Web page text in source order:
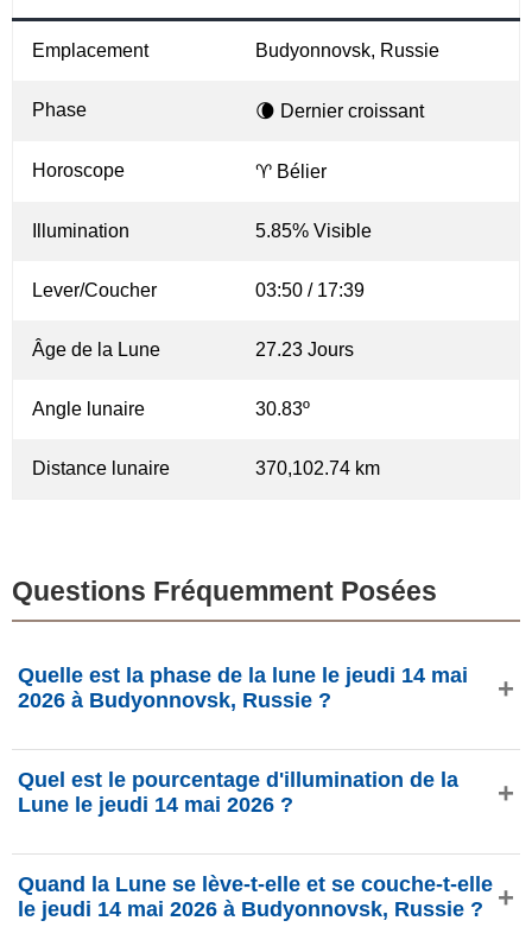
Emplacement Budyonnovsk, Russie
Phase 🌘 Dernier croissant
Horoscope ♈ Bélier
Illumination 5.85% Visible
Lever/Coucher 03:50 / 17:39
Âge de la Lune 27.23 Jours
Angle lunaire 30.83º
Distance lunaire 370,102.74 km
Questions Fréquemment Posées
Quelle est la phase de la lune le jeudi 14 mai
2026 à Budyonnovsk, Russie ?
dans la phase Dernier croissant avec 5.85% d'illumination,
elle a 27.23 jours et se situe dans la constellation Poissons
Quel est le pourcentage d'illumination de la
Lune le jeudi 14 mai 2026 ?
5.85%, selon phasesmoon.com.
Quand la Lune se lève-t-elle et se couche-t-elle
le jeudi 14 mai 2026 à Budyonnovsk, Russie ?